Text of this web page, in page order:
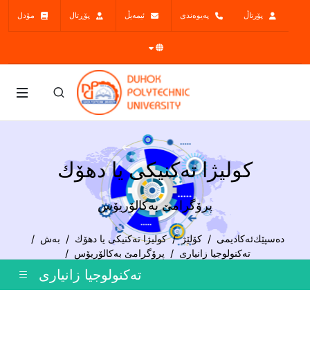
پۆرتاڵ پەیوەندی ئیمەیڵ پۆڕتال مۆدل
کولیژا تەکنیکى یا دهۆك
پرۆگرامێ بەکالۆریۆس
دەسپێكئەکادیمی کۆلێژ کولیژا تەکنیکى یا دهۆك
بەش
ته‌كنولوجیا زانیاری
پرۆگرامێ بەکالۆریۆس
ته‌كنولوجیا زانیاری